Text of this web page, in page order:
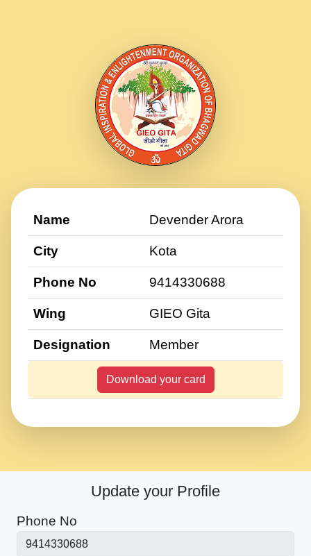
Name Devender Arora
City Kota
Phone No 9414330688
Wing GIEO Gita
Designation Member
Download your card
Update your Profile
Phone No